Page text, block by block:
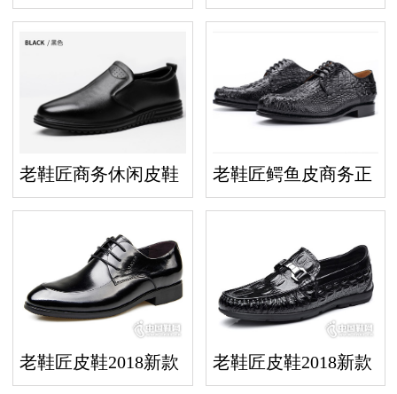
皮鞋男真皮时尚青年 装皮鞋手工固特异皮
底男鞋
老鞋匠商务休闲皮鞋
防滑爸爸鞋
老鞋匠鳄鱼皮商务正
装皮鞋手工固特异皮
老鞋匠皮鞋2018新款 老鞋匠皮鞋2018新款